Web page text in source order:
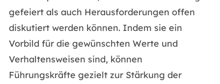
gefeiert als auch Herausforderungen offen
diskutiert werden können. Indem sie ein
Vorbild für die gewünschten Werte und
Verhaltensweisen sind, können
Führungskräfte gezielt zur Stärkung der